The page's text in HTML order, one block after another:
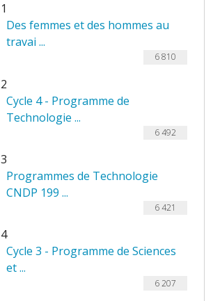
1
Des femmes et des hommes au
travai ...
6 810
2
Cycle 4 - Programme de
Technologie ...
6 492
3
Programmes de Technologie
CNDP 199 ...
6 421
4
Cycle 3 - Programme de Sciences
et ...
6 207